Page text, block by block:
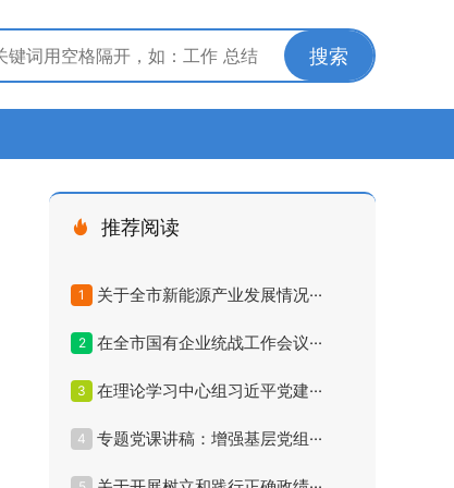
搜索
推荐阅读
1 关于全市新能源产业发展情况···
2 在全市国有企业统战工作会议···
3 在理论学习中心组习近平党建···
4 专题党课讲稿：增强基层党组···